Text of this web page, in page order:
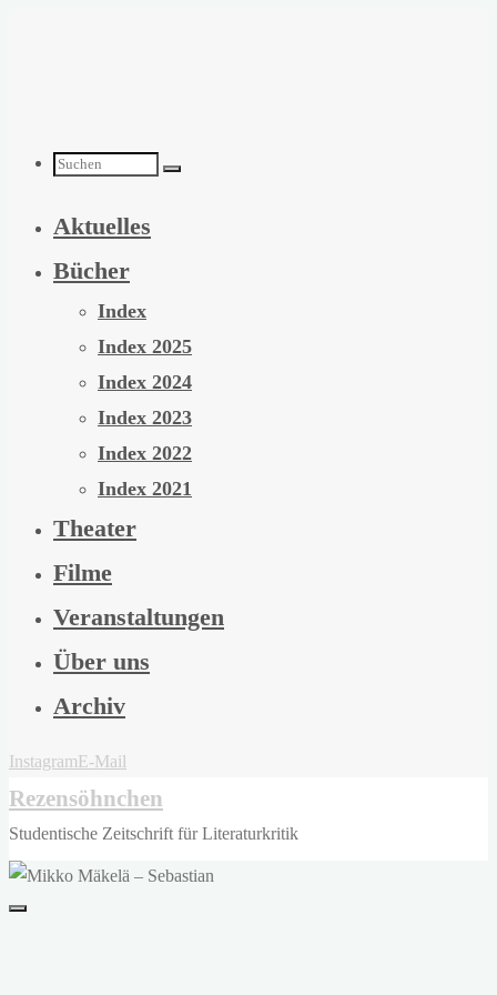
Suchen
nach:
Aktuelles
Bücher
Index
Index 2025
Index 2024
Index 2023
Index 2022
Index 2021
Theater
Filme
Veranstaltungen
Über uns
Archiv
InstagramE-Mail
Rezensöhnchen
Studentische Zeitschrift für Literaturkritik